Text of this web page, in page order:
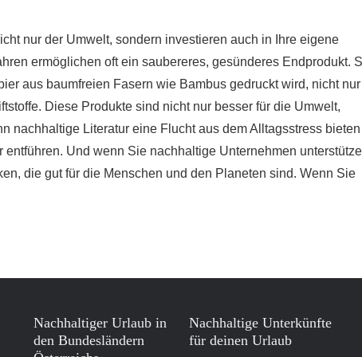
nur der Umwelt, sondern investieren auch in Ihre eigene
ermöglichen oft ein saubereres, gesünderes Endprodukt.
aus baumfreien Fasern wie Bambus gedruckt wird, nicht nur
Diese Produkte sind nicht nur besser für die Umwelt,
nachhaltige Literatur eine Flucht aus dem Alltagsstress bieten
Und wenn Sie nachhaltige Unternehmen
die gut für die Menschen und den Planeten sind. Wenn Sie
Nachhaltiger Urlaub in
den Bundesländern
Nachhaltige Unterkünfte
für deinen Urlaub